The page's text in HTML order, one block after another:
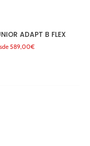
ADAPT B FLEX
589,00€